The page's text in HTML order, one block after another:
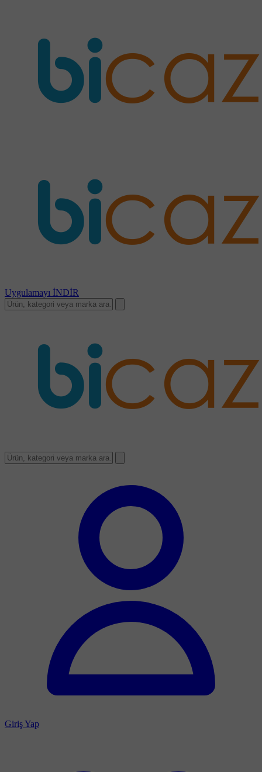
Uygulamayı İNDİR
Giriş Yap